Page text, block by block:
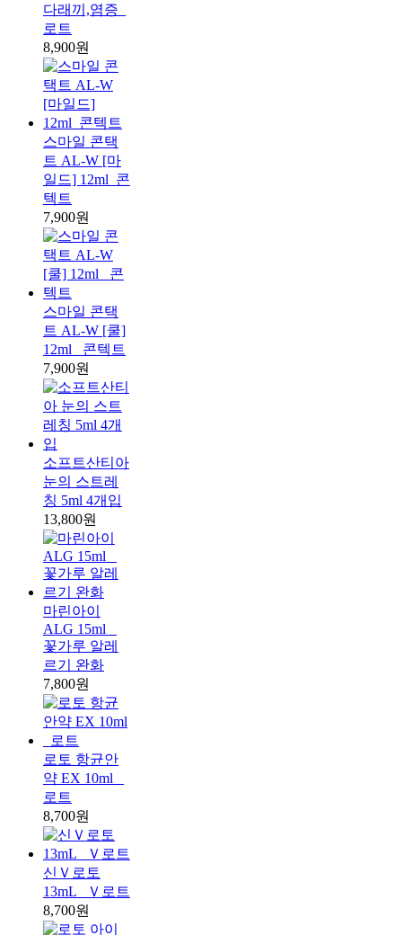
다래끼,염증_
로트
8,900원
스마일 콘택
트 AL-W [마
일드] 12ml_콘
텍트
7,900원
스마일 콘택
트 AL-W [쿨]
12ml _콘텍트
7,900원
소프트산티아
눈의 스트레
칭 5ml 4개입
13,800원
마린아이
ALG 15ml _
꽃가루 알레
르기 완화
7,800원
로토 항균안
약 EX 10ml _
로트
8,700원
신Ｖ로토
13mL _Ｖ로트
8,700원